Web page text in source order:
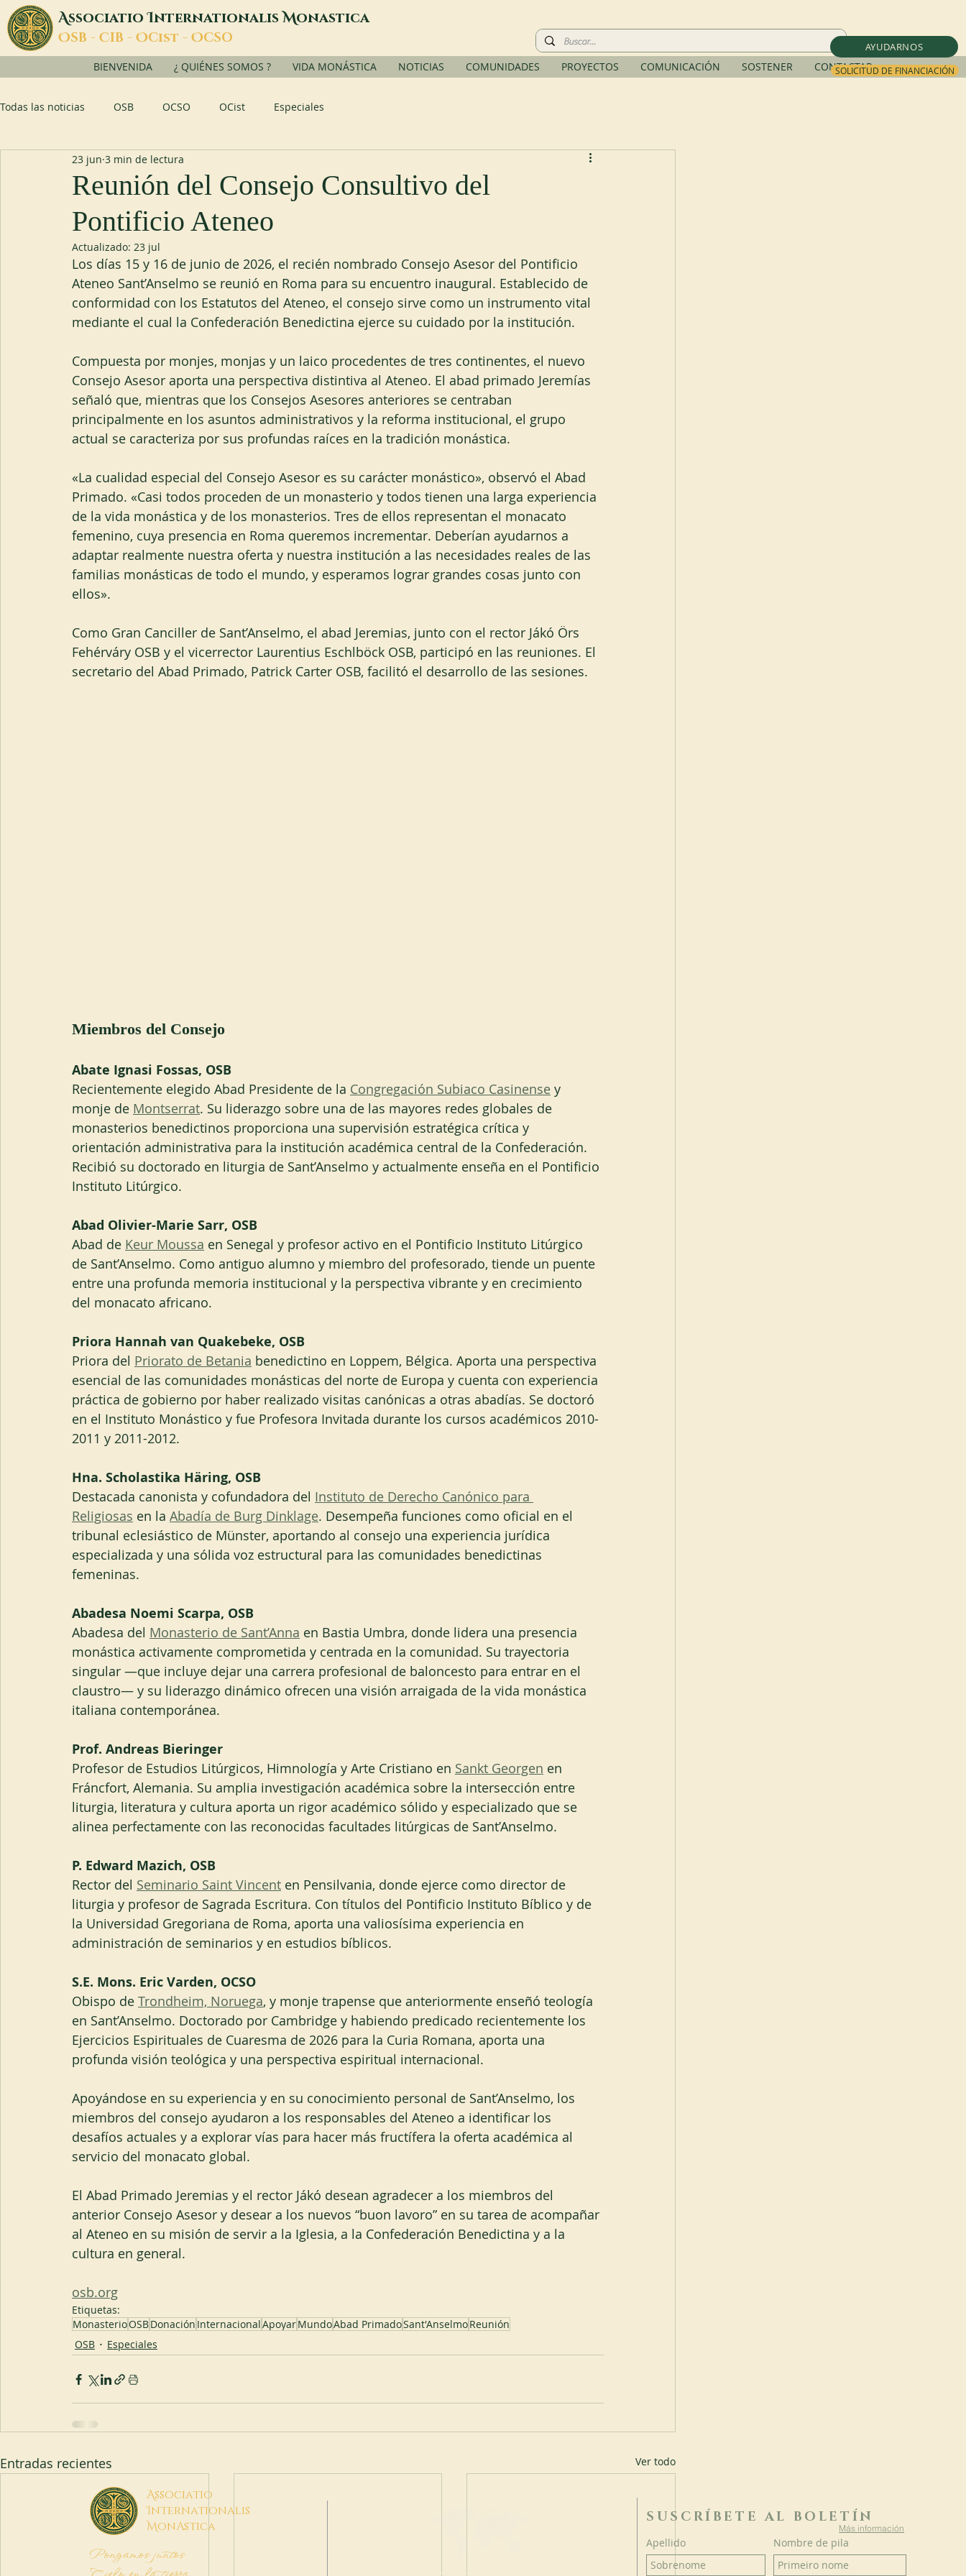
AYUDARNOS
SOLICITUD DE FINANCIACIÓN
AssociatioInternationalisMonastica
OSB - CIB - OCist - OCSO
BIENVENIDA ¿ QUIÉNES SOMOS ? VIDA MONÁSTICA NOTICIAS COMUNIDADES PROYECTOS COMUNICACIÓN SOSTENER CONTACTAR
Todas las noticias OSB OCSO OCist Especiales
Reunión del Consejo Consultivo del
Pontificio Ateneo
23 jun 3 min de lectura
Actualizado: 23 jul
Los días 15 y 16 de junio de 2026, el recién nombrado Consejo Asesor del Pontificio
Ateneo Sant’Anselmo se reunió en Roma para su encuentro inaugural. Establecido de
conformidad con los Estatutos del Ateneo, el consejo sirve como un instrumento vital
mediante el cual la Confederación Benedictina ejerce su cuidado por la institución.
Compuesta por monjes, monjas y un laico procedentes de tres continentes, el nuevo
Consejo Asesor aporta una perspectiva distintiva al Ateneo. El abad primado Jeremías
señaló que, mientras que los Consejos Asesores anteriores se centraban
principalmente en los asuntos administrativos y la reforma institucional, el grupo
actual se caracteriza por sus profundas raíces en la tradición monástica.
«La cualidad especial del Consejo Asesor es su carácter monástico», observó el Abad
Primado. «Casi todos proceden de un monasterio y todos tienen una larga experiencia
de la vida monástica y de los monasterios. Tres de ellos representan el monacato
femenino, cuya presencia en Roma queremos incrementar. Deberían ayudarnos a
adaptar realmente nuestra oferta y nuestra institución a las necesidades reales de las
familias monásticas de todo el mundo, y esperamos lograr grandes cosas junto con
ellos».
Como Gran Canciller de Sant’Anselmo, el abad Jeremias, junto con el rector Jákó Örs
Fehérváry OSB y el vicerrector Laurentius Eschlböck OSB, participó en las reuniones. El
secretario del Abad Primado, Patrick Carter OSB, facilitó el desarrollo de las sesiones.
Miembros del Consejo
Abate Ignasi Fossas, OSB
Recientemente elegido Abad Presidente de la Congregación Subiaco Casinense y
monje de Montserrat. Su liderazgo sobre una de las mayores redes globales de
monasterios benedictinos proporciona una supervisión estratégica crítica y
orientación administrativa para la institución académica central de la Confederación.
Recibió su doctorado en liturgia de Sant’Anselmo y actualmente enseña en el Pontificio
Instituto Litúrgico.
Abad Olivier-Marie Sarr, OSB
Abad de Keur Moussa en Senegal y profesor activo en el Pontificio Instituto Litúrgico
de Sant’Anselmo. Como antiguo alumno y miembro del profesorado, tiende un puente
entre una profunda memoria institucional y la perspectiva vibrante y en crecimiento
del monacato africano.
Priora Hannah van Quakebeke, OSB
Priora del Priorato de Betania benedictino en Loppem, Bélgica. Aporta una perspectiva
esencial de las comunidades monásticas del norte de Europa y cuenta con experiencia
práctica de gobierno por haber realizado visitas canónicas a otras abadías. Se doctoró
en el Instituto Monástico y fue Profesora Invitada durante los cursos académicos 2010-
2011 y 2011-2012.
Hna. Scholastika Häring, OSB
Destacada canonista y cofundadora del Instituto de Derecho Canónico para
Religiosas en la Abadía de Burg Dinklage. Desempeña funciones como oficial en el
tribunal eclesiástico de Münster, aportando al consejo una experiencia jurídica
especializada y una sólida voz estructural para las comunidades benedictinas
femeninas.
Abadesa Noemi Scarpa, OSB
Abadesa del Monasterio de Sant’Anna en Bastia Umbra, donde lidera una presencia
monástica activamente comprometida y centrada en la comunidad. Su trayectoria
singular —que incluye dejar una carrera profesional de baloncesto para entrar en el
claustro— y su liderazgo dinámico ofrecen una visión arraigada de la vida monástica
italiana contemporánea.
Prof. Andreas Bieringer
Profesor de Estudios Litúrgicos, Himnología y Arte Cristiano en Sankt Georgen en
Fráncfort, Alemania. Su amplia investigación académica sobre la intersección entre
liturgia, literatura y cultura aporta un rigor académico sólido y especializado que se
alinea perfectamente con las reconocidas facultades litúrgicas de Sant’Anselmo.
P. Edward Mazich, OSB
Rector del Seminario Saint Vincent en Pensilvania, donde ejerce como director de
liturgia y profesor de Sagrada Escritura. Con títulos del Pontificio Instituto Bíblico y de
la Universidad Gregoriana de Roma, aporta una valiosísima experiencia en
administración de seminarios y en estudios bíblicos.
S.E. Mons. Eric Varden, OCSO
Obispo de Trondheim, Noruega, y monje trapense que anteriormente enseñó teología
en Sant’Anselmo. Doctorado por Cambridge y habiendo predicado recientemente los
Ejercicios Espirituales de Cuaresma de 2026 para la Curia Romana, aporta una
profunda visión teológica y una perspectiva espiritual internacional.
Apoyándose en su experiencia y en su conocimiento personal de Sant’Anselmo, los
miembros del consejo ayudaron a los responsables del Ateneo a identificar los
desafíos actuales y a explorar vías para hacer más fructífera la oferta académica al
servicio del monacato global.
El Abad Primado Jeremias y el rector Jákó desean agradecer a los miembros del
anterior Consejo Asesor y desear a los nuevos “buon lavoro” en su tarea de acompañar
al Ateneo en su misión de servir a la Iglesia, a la Confederación Benedictina y a la
cultura en general.
osb.org
Etiquetas:
MonasterioOSBDonación InternacionalApoyarMundoAbad PrimadoSant'AnselmoReunión
OSB
Especiales
Entradas recientes Ver todo
Associatio
Internationalis
MonAstica
Pongamos juntos
SUSCRÍBETE AL BOLETÍN
Más información
Apellido Nombre de pila